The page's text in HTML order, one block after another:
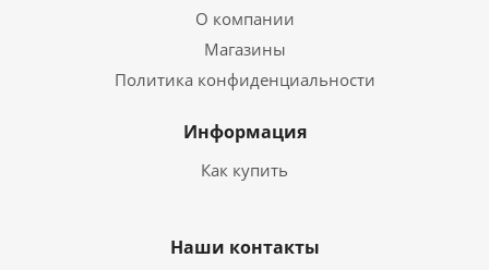
О компании
Магазины
Политика конфиденциальности
Информация
Как купить
Наши контакты